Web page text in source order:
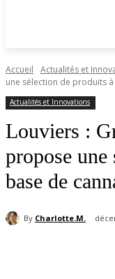
Accueil Actualités et
une sélection de produits à
Actualités et Innovations
Louviers :
propose
base de
By Charlotte.M.